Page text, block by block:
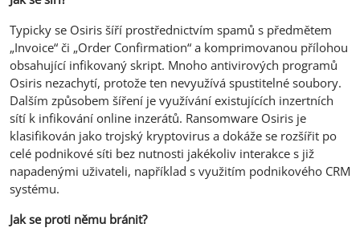
Typicky se Osiris šíří prostřednictvím spamů s předmětem
„Invoice“ či „Order Confirmation“ a komprimovanou přílohou
obsahující infikovaný skript. Mnoho antivirových programů
Osiris nezachytí, protože ten nevyužívá spustitelné soubory.
Dalším způsobem šíření je využívání existujících inzertních
sítí k infikování online inzerátů. Ransomware Osiris je
klasifikován jako trojský kryptovirus a dokáže se rozšířit po
celé podnikové síti bez nutnosti jakékoliv interakce s již
napadenými uživateli, například s využitím podnikového CRM
systému.
Jak se proti němu bránit?